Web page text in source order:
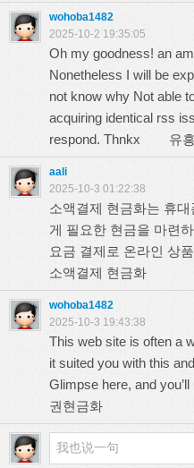
wohoba1482
2025-10-2 19:35:05
Oh my goodness! an
Nonetheless I will be
not know why Not able
acquiring identical rss
respond. Thnkx 유
aali
2025-10-3 01:22:38
소액결제 현금화는 휴
게 필요한 현금을 마련
요금 결제로 온라인
소액결제 현금화
wohoba1482
2025-10-3 19:43:38
This web site is often a
it suited you with this
Glimpse here, and
권현금화